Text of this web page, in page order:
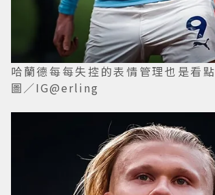
哈蘭德每每失控的表情管理也是看
圖／IG@erling